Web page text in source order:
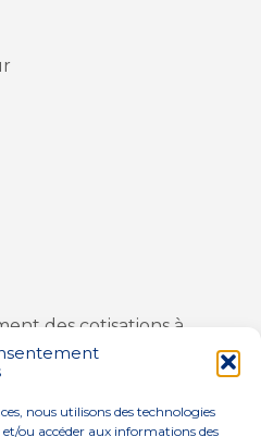
nous utilisons des technologies
ou accéder aux informations des
des cotisations à
: annulation de la
l’air dans les ERP